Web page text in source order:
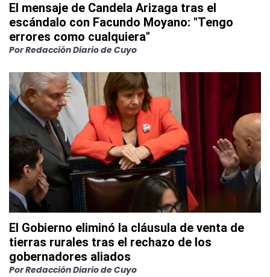
El mensaje de Candela Arizaga tras el
escándalo con Facundo Moyano: "Tengo
errores como cualquiera"
PorRedacción Diario de Cuyo
El Gobierno eliminó la cláusula de venta de
tierras rurales tras el rechazo de los
gobernadores aliados
PorRedacción Diario de Cuyo